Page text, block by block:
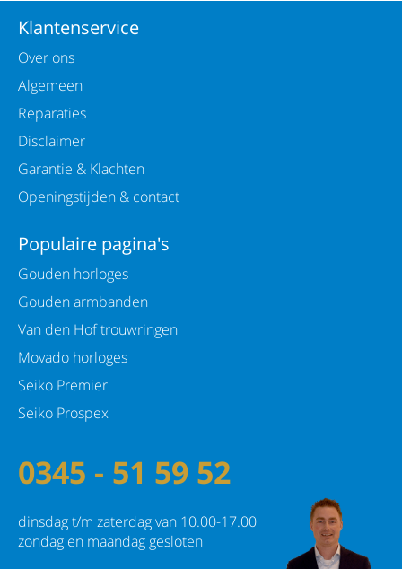
Klantenservice
Over ons
Algemeen
Reparaties
Disclaimer
Garantie & Klachten
Openingstijden & contact
Populaire pagina's
Gouden horloges
Gouden armbanden
Van den Hof trouwringen
Movado horloges
Seiko Premier
Seiko Prospex
0345 - 51 59 52
dinsdag t/m zaterdag van 10.00-17.00
zondag en maandag gesloten